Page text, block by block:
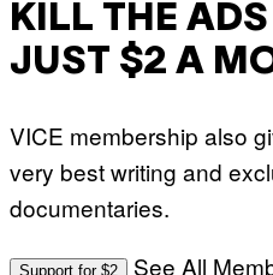
KILL THE
JUST $2 A
VICE membership also
very best writing and
documentaries.
Support for $2 See All